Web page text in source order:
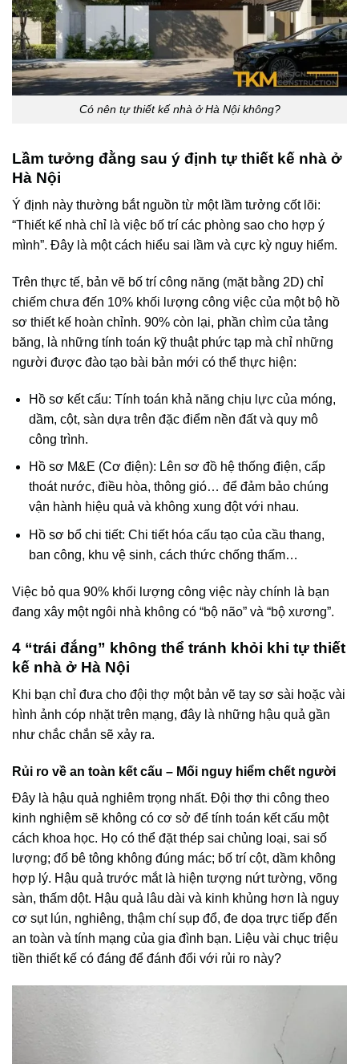
Có nên tự thiết kế nhà ở Hà Nội không?
Lầm tưởng đằng sau ý định tự thiết kế nhà ở
Hà Nội
Ý định này thường bắt nguồn từ một lầm tưởng cốt lõi:
“Thiết kế nhà chỉ là việc bố trí các phòng sao cho hợp ý
mình”. Đây là một cách hiểu sai lầm và cực kỳ nguy hiểm.
Trên thực tế, bản vẽ bố trí công năng (mặt bằng 2D) chỉ
chiếm chưa đến 10% khối lượng công việc của một bộ hồ
sơ thiết kế hoàn chỉnh. 90% còn lại, phần chìm của tảng
băng, là những tính toán kỹ thuật phức tạp mà chỉ những
người được đào tạo bài bản mới có thể thực hiện:
Hồ sơ kết cấu: Tính toán khả năng chịu lực của móng,
dầm, cột, sàn dựa trên đặc điểm nền đất và quy mô
công trình.
Hồ sơ M&E (Cơ điện): Lên sơ đồ hệ thống điện, cấp
thoát nước, điều hòa, thông gió… để đảm bảo chúng
vận hành hiệu quả và không xung đột với nhau.
Hồ sơ bổ chi tiết: Chi tiết hóa cấu tạo của cầu thang,
ban công, khu vệ sinh, cách thức chống thấm…
Việc bỏ qua 90% khối lượng công việc này chính là bạn
đang xây một ngôi nhà không có “bộ não” và “bộ xương”.
4 “trái đắng” không thể tránh khỏi khi tự thiết
kế nhà ở Hà Nội
Khi bạn chỉ đưa cho đội thợ một bản vẽ tay sơ sài hoặc vài
hình ảnh cóp nhặt trên mạng, đây là những hậu quả gần
như chắc chắn sẽ xảy ra.
Rủi ro về an toàn kết cấu – Mối nguy hiểm chết người
Đây là hậu quả nghiêm trọng nhất. Đội thợ thi công theo
kinh nghiệm sẽ không có cơ sở để tính toán kết cấu một
cách khoa học. Họ có thể đặt thép sai chủng loại, sai số
lượng; đổ bê tông không đúng mác; bố trí cột, dầm không
hợp lý. Hậu quả trước mắt là hiện tượng nứt tường, võng
sàn, thấm dột. Hậu quả lâu dài và kinh khủng hơn là nguy
cơ sụt lún, nghiêng, thậm chí sụp đổ, đe dọa trực tiếp đến
an toàn và tính mạng của gia đình bạn. Liệu vài chục triệu
tiền thiết kế có đáng để đánh đổi với rủi ro này?